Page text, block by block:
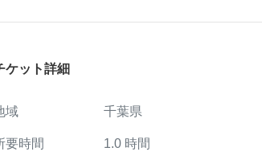
ケット詳細
域 千葉県
要時間 1.0 時間